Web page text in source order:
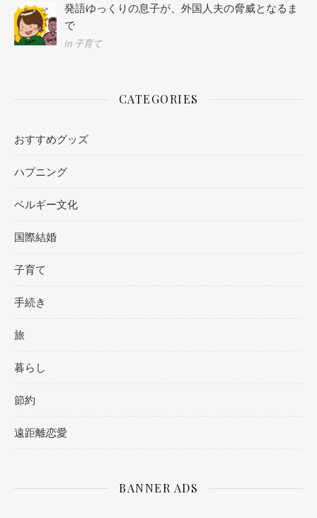
発語ゆっくりの息子が、外国人夫の脅威となるま
で
In 子育て
CATEGORIES
おすすめグッズ
ハプニング
ベルギー文化
国際結婚
子育て
手続き
旅
暮らし
節約
遠距離恋愛
BANNER ADS